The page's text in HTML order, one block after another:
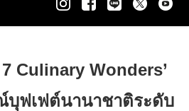
Culinary Wonders’
บุฟเฟต์นานาชาติระดับ